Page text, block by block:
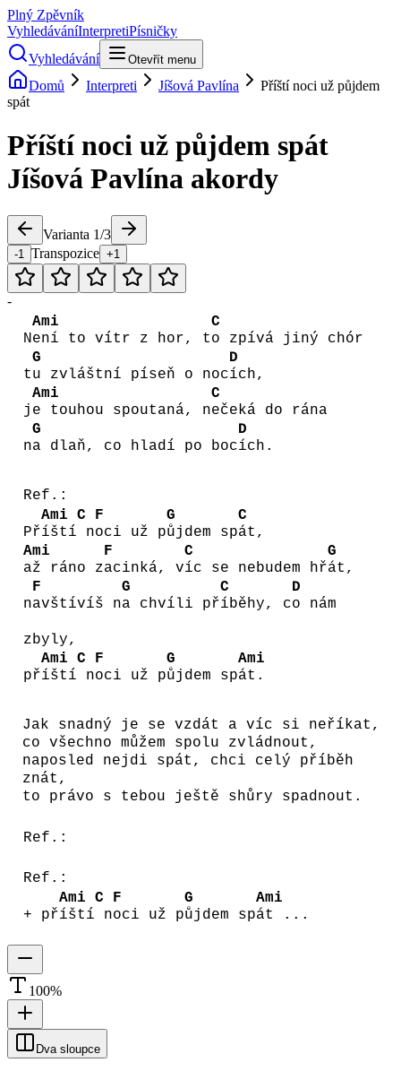
Plný Zpěvník
VyhledáváníInterpretiPísničky
Vyhledávání
Otevřít menu
Domů Interpreti Jíšová Pavlína
Příští noci už půjdem
spát
Příští noci už půjdem spát
Jíšová Pavlína akordy
Varianta 1/3
-1 Transpozice +1
-
N
Ami
ení to vítr z hor, t
C
o zpívá jiný chór
t
G
u zvláštní píseň o noc
D
ích,
j
Ami
e touhou spoutaná, n
C
ečeká do rána
n
G
a dlaň, co hladí po boc
D
ích.
Ref.:
Př
Ami
íští
C
n
F
oci už p
G
ůjdem sp
C
át,
Ami
až ráno z
F
acinká, v
C
íc se nebudem hř
G
át,
n
F
avštívíš n
G
a chvíli př
C
íběhy, c
D
o nám
zbyly,
př
Ami
íští
C
n
F
oci už p
G
ůjdem sp
Ami
át.
Jak snadný je se vzdát a víc si neříkat,
co všechno můžem spolu zvládnout,
naposled nejdi spát, chci celý příběh
znát,
to právo s tebou ještě shůry spadnout.
Ref.:
Ref.:
+ př
Ami
íští
C
n
F
oci už p
G
ůjdem sp
Ami
át ...
100%
Dva sloupce